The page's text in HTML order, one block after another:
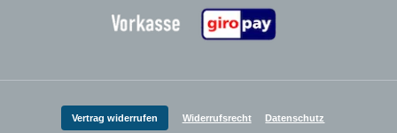
Zahlungsanbieter
Vertrag widerrufen Widerrufsrecht Datenschutz